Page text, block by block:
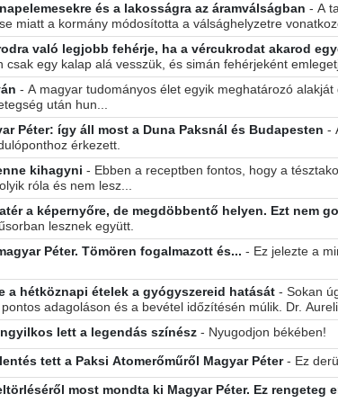
és a lakosságra az áramválságban - A
miatt a kormány módosította a válsághelyzetre
való legjobb fehérje, ha a vércukrodat akarod
egy kalap alá vesszük, és simán fehérjeként
- A magyar tudományos élet egyik meghatározó alakját
után hun...
Péter: így áll most a Duna Paksnál és Budapesten -
érkezett.
kihagyni - Ebben a receptben fontos, hogy a
róla és nem lesz...
le az állad. Nádai Anikó visszatér a képernyőre, de megdöbbentő helyen. Ezt
lesznek együtt.
Péter. Tömören fogalmazott és... - Ez jelezte a
hétköznapi ételek a gyógyszereid hatását - Sokan
adagoláson és a bevétel időzítésén múlik. Dr.
lett a legendás színész - Nyugodjon békében!
tett a Paksi Atomerőműről Magyar Péter - Ez
most mondta ki Magyar Péter. Ez rengeteg